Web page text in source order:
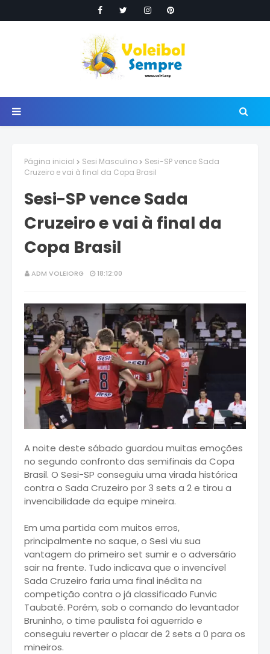
Página inicial Sesi Masculino
Sesi-SP vence Sada
Cruzeiro e vai à final da Copa Brasil
Sesi-SP vence Sada
Cruzeiro e vai à final da
Copa Brasil
ADM VOLEIORG 18:12:00
A noite deste sábado guardou muitas emoções
no segundo confronto das semifinais da Copa
Brasil. O Sesi-SP conseguiu uma virada histórica
contra o Sada Cruzeiro por 3 sets a 2 e tirou a
invencibilidade da equipe mineira.
Em uma partida com muitos erros,
principalmente no saque, o Sesi viu sua
vantagem do primeiro set sumir e o adversário
sair na frente. Tudo indicava que o invencível
Sada Cruzeiro faria uma final inédita na
competição contra o já classificado Funvic
Taubaté. Porém, sob o comando do levantador
Bruninho, o time paulista foi aguerrido e
conseguiu reverter o placar de 2 sets a 0 para os
mineiros.